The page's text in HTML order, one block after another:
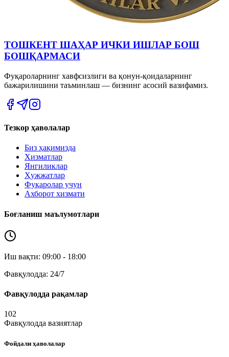
ТОШКЕНТ ШАҲАР ИЧКИ ИШЛАР БОШ
БОШҚАРМАСИ
Фуқароларнинг хавфсизлиги ва қонун-қоидаларнинг
бажарилишини таъминлаш — бизнинг асосий вазифамиз.
Тезкор ҳаволалар
Биз ҳақимизда
Хизматлар
Янгиликлар
Ҳужжатлар
Фуқаролар учун
Ахборот хизмати
Боғланиш маълумотлари
Иш вақти: 09:00 - 18:00
Фавқулодда: 24/7
Фавқулодда рақамлар
102
Фавқулодда вазиятлар
Фойдали ҳаволалар